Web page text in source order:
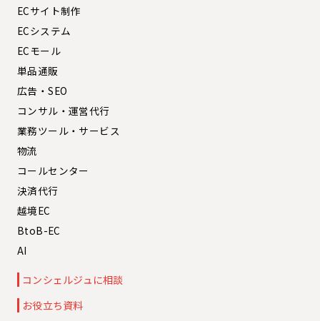
ECサイト制作
ECシステム
ECモール
単品通販
広告・SEO
コンサル・運営代行
業務ツール・サービス
物流
コールセンター
決済代行
越境EC
BtoB-EC
AI
コンシェルジュに相談
お役立ち資料